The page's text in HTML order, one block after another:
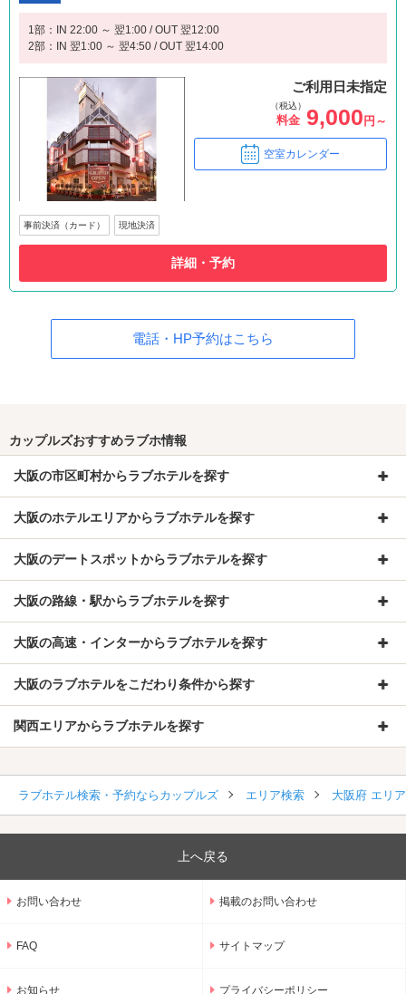
1部：IN 22:00 ～ 翌1:00 / OUT 翌12:00
2部：IN 翌1:00 ～ 翌4:50 / OUT 翌14:00
ご利用日未指定
（税込）
料金 9,000 円～
空室カレンダー
事前決済（カード） 現地決済
詳細・予約
電話・HP予約はこちら
カップルズおすすめラブホ情報
大阪の市区町村からラブホテルを探す
大阪のホテルエリアからラブホテルを探す
大阪のデートスポットからラブホテルを探す
大阪の路線・駅からラブホテルを探す
大阪の高速・インターからラブホテルを探す
大阪のラブホテルをこだわり条件から探す
関西エリアからラブホテルを探す
ラブホテル検索・予約ならカップルズ エリア検索 大阪府 エリ
上へ戻る
お問い合わせ 掲載のお問い合わせ
FAQ サイトマップ
お知らせ プライバシーポリシー